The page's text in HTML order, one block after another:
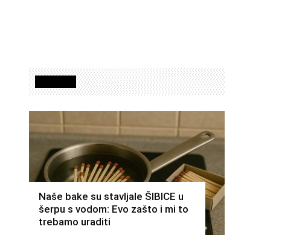
Naše bake su stavljale ŠIBICE u
šerpu s vodom: Evo zašto i mi to
trebamo uraditi